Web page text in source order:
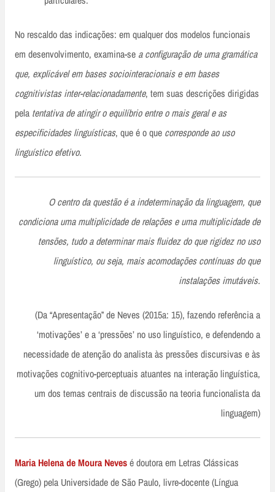
No rescaldo das indicações: em qualquer dos modelos funcionais
em desenvolvimento, examina-se a configuração de uma gramática
que, explicável em bases sociointeracionais e em bases
cognitivistas inter-relacionadamente, tem suas descrições dirigidas
pela tentativa de atingir o equilíbrio entre o mais geral e as
especificidades linguísticas, que é o que corresponde ao uso
linguístico efetivo.
O centro da questão é a indeterminação da linguagem, que
condiciona uma multiplicidade de relações e uma multiplicidade de
tensões, tudo a determinar mais fluidez do que rigidez no uso
linguístico, ou seja, mais acomodações contínuas do que
instalações imutáveis.
(Da “Apresentação” de Neves (2015a: 15), fazendo referência a
‘motivações’ e a ‘pressões’ no uso linguístico, e defendendo a
necessidade de atenção do analista às pressões discursivas e às
motivações cognitivo-perceptuais atuantes na interação linguística,
um dos temas centrais de discussão na teoria funcionalista da
linguagem)
Maria Helena de Moura Nevesé doutora em Letras Clássicas
(Grego) pela Universidade de São Paulo, livre-docente (Língua